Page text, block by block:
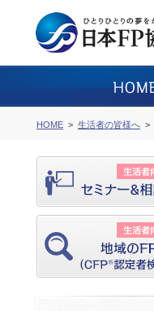
HOME 生活者の皆様へ